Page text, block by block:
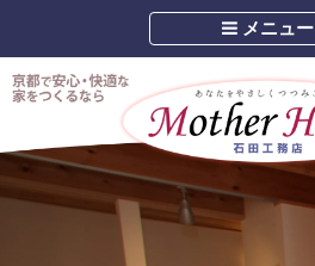
メニュー